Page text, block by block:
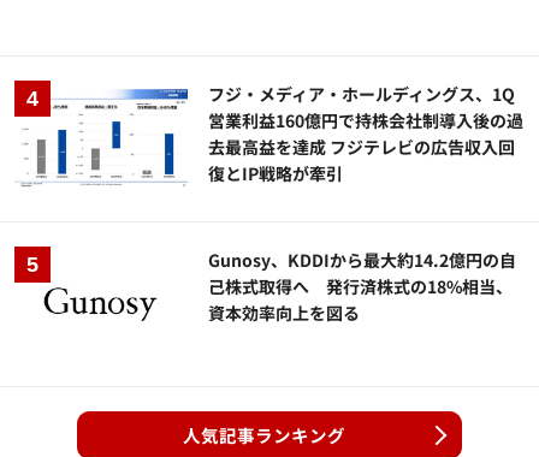
フジ・メディア・ホールディングス、1Q
営業利益160億円で持株会社制導入後の過
去最高益を達成 フジテレビの広告収入回
復とIP戦略が牽引
Gunosy、KDDIから最大約14.2億円の自
己株式取得へ 発行済株式の18%相当、
資本効率向上を図る
人気記事ランキング